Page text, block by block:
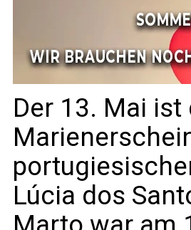
Der 13. Mai
Lúcia dos